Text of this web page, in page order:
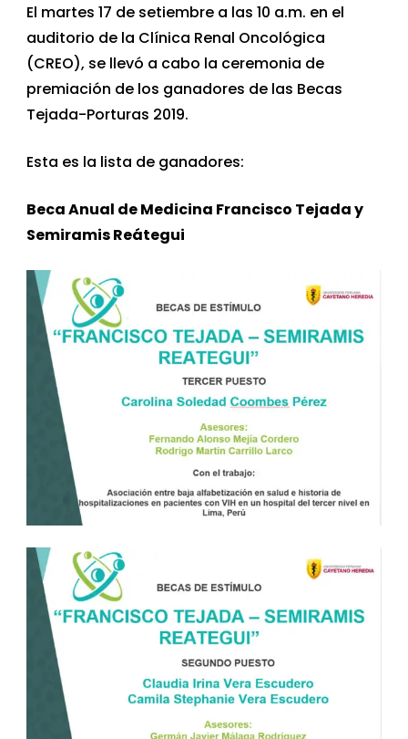
El martes 17 de setiembre a las 10 a.m. en el
auditorio de la Clínica Renal Oncológica
(CREO), se llevó a cabo la ceremonia de
premiación de los ganadores de las Becas
Tejada-Porturas 2019.
Esta es la lista de ganadores:
Beca Anual de Medicina Francisco Tejada y
Semiramis Reátegui